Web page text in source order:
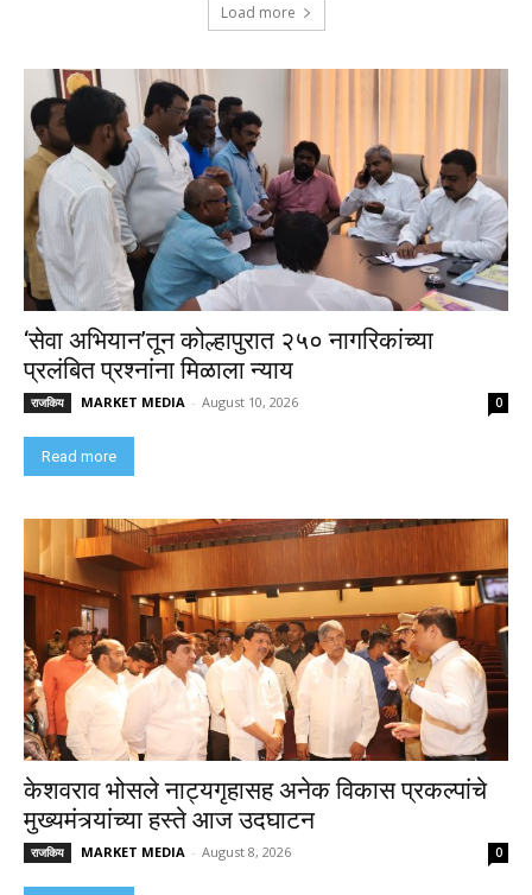
Load more
‘सेवा अभियान’तून कोल्हापुरात २५० नागरिकांच्या
प्रलंबित प्रश्नांना मिळाला न्याय
राजकिय MARKET MEDIA - August 10, 2026 0
Read more
केशवराव भोसले नाट्यगृहासह अनेक विकास प्रकल्पांचे
मुख्यमंत्र्यांच्या हस्ते आज उदघाटन
राजकिय MARKET MEDIA - August 8, 2026 0